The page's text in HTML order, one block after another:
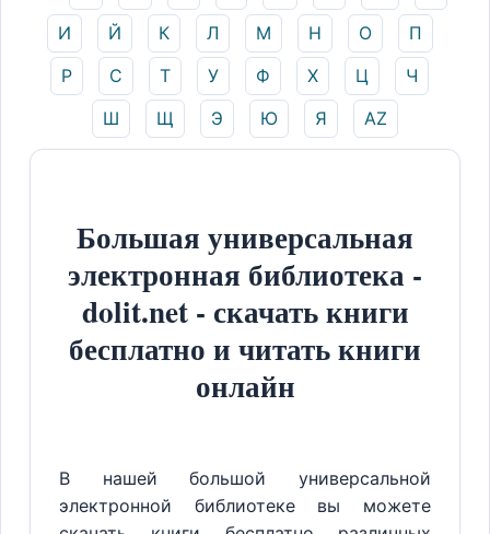
И
Й К Л М Н О
П
Р
С Т У Ф Х Ц
Ч
Ш
Щ Э Ю Я AZ
Большая универсальная
электронная библиотека -
dolit.net - скачать книги
бесплатно и читать книги
онлайн
В нашей большой универсальной
электронной библиотеке вы можете